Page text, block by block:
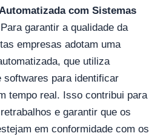
com Sistemas
garantir a qualidade da
empresas adotam uma
que utiliza
softwares para identificar
tempo real. Isso contribui para
e garantir que os
em conformidade com os